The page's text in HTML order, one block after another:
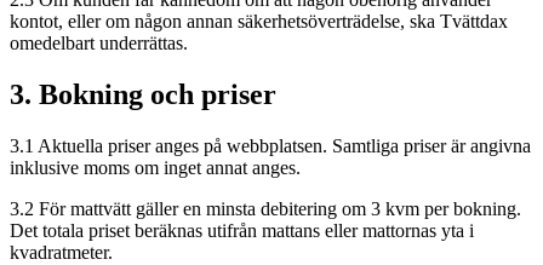
kontot, eller om någon annan säkerhetsöverträdelse, ska Tvättdax
omedelbart underrättas.
3. Bokning och priser
3.1 Aktuella priser anges på webbplatsen. Samtliga priser är angivna
inklusive moms om inget annat anges.
3.2 För mattvätt gäller en minsta debitering om 3 kvm per bokning.
Det totala priset beräknas utifrån mattans eller mattornas yta i
kvadratmeter.